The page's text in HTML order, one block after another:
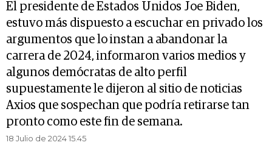
El presidente de Estados Unidos Joe Biden,
estuvo más dispuesto a escuchar en privado los
argumentos que lo instan a abandonar la
carrera de 2024, informaron varios medios y
algunos demócratas de alto perfil
supuestamente le dijeron al sitio de noticias
Axios que sospechan que podría retirarse tan
pronto como este fin de semana.
18 Julio de 2024 15.45